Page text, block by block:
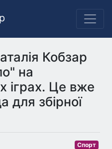
Кобзар
на
іграх. Це вже
для збірної
Спорт